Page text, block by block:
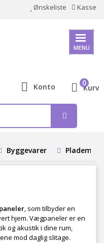
Ønskeliste Kasse
MENU
Konto Kurv
0
Byggevarer
, som tilbyder en
hjem. Vægpaneler er en
og akustik i dine rum,
mod daglig slitage.